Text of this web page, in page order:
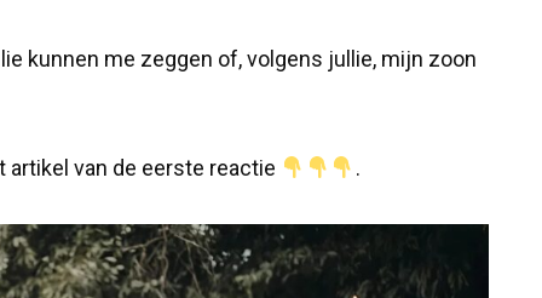
kunnen me zeggen of, volgens jullie, mijn zoon
artikel van de eerste reactie .